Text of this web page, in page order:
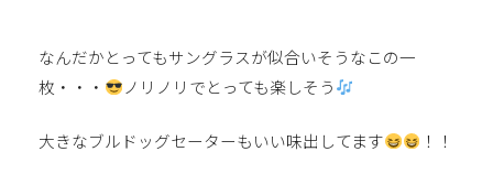
なんだかとってもサングラスが似合いそうなこの一
枚・・・
ノリノリでとっても楽しそう
大きなブルドッグセーターもいい味出してます ！！